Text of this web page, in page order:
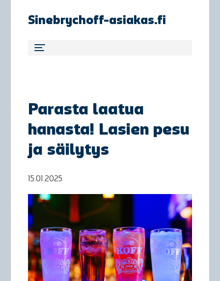
Sinebrychoff-asiakas.fi
Parasta laatua
hanasta! Lasien pesu
ja säilytys
15.01.2025